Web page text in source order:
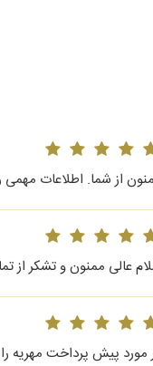
از شما. اطلاعات مهمی
عالی ممنون و تشکر از
مورد پیش پرداخت مهریه